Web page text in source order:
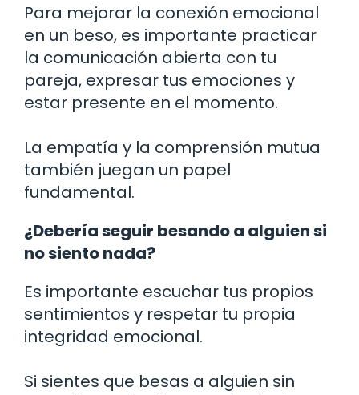
Para mejorar la conexión emocional
en un beso, es importante practicar
la comunicación abierta con tu
pareja, expresar tus emociones y
estar presente en el momento.
La empatía y la comprensión mutua
también juegan un papel
fundamental.
¿Debería seguir besando a alguien si
no siento nada?
Es importante escuchar tus propios
sentimientos y respetar tu propia
integridad emocional.
Si sientes que besas a alguien sin